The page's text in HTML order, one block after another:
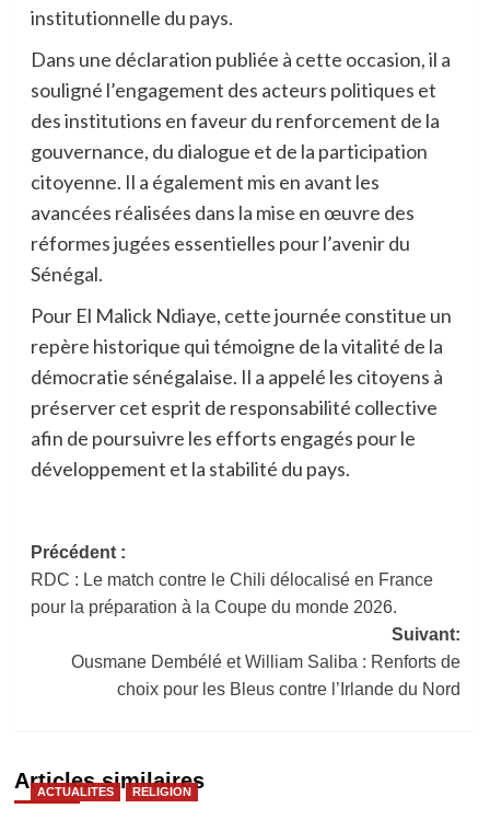
institutionnelle du pays.
Dans une déclaration publiée à cette occasion, il a
souligné l’engagement des acteurs politiques et
des institutions en faveur du renforcement de la
gouvernance, du dialogue et de la participation
citoyenne. Il a également mis en avant les
avancées réalisées dans la mise en œuvre des
réformes jugées essentielles pour l’avenir du
Sénégal.
Pour El Malick Ndiaye, cette journée constitue un
repère historique qui témoigne de la vitalité de la
démocratie sénégalaise. Il a appelé les citoyens à
préserver cet esprit de responsabilité collective
afin de poursuivre les efforts engagés pour le
développement et la stabilité du pays.
Navigation
d’article
Précédent :
RDC : Le match contre le Chili délocalisé en France
pour la préparation à la Coupe du monde 2026.
Suivant:
Ousmane Dembélé et William Saliba : Renforts de
choix pour les Bleus contre l’Irlande du Nord
Articles similaires
ACTUALITES RELIGION